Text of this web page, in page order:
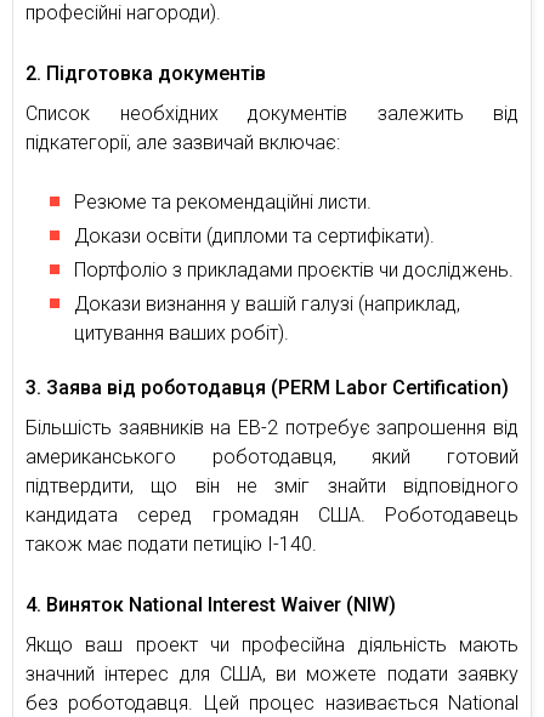
професійні нагороди).
2. Підготовка документів
Список необхідних документів залежить від
підкатегорії, але зазвичай включає:
Резюме та рекомендаційні листи.
Докази освіти (дипломи та сертифікати).
Портфоліо з прикладами проєктів чи досліджень.
Докази визнання у вашій галузі (наприклад,
цитування ваших робіт).
3. Заява від роботодавця (PERM Labor Certification)
Більшість заявників на EB-2 потребує запрошення від
американського роботодавця, який готовий
підтвердити, що він не зміг знайти відповідного
кандидата серед громадян США. Роботодавець
також має подати петицію I-140.
4. Виняток National Interest Waiver (NIW)
Якщо ваш проект чи професійна діяльність мають
значний інтерес для США, ви можете подати заявку
без роботодавця. Цей процес називається National